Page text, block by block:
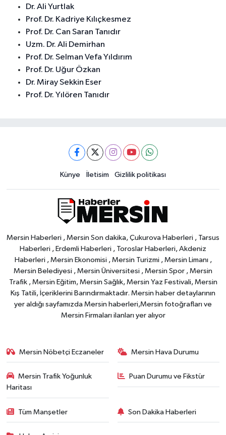
Dr. Ali Yurtlak
Prof. Dr. Kadriye Kılıçkesmez
Prof. Dr. Can Saran Tanıdır
Uzm. Dr. Ali Demirhan
Prof. Dr. Selman Vefa Yıldırım
Prof. Dr. Uğur Özkan
Dr. Miray Sekkin Eser
Prof. Dr. Yılören Tanıdır
Künye İletisim Gizlilik politikası
Mersin Haberleri , Mersin Son dakika, Çukurova Haberleri , Tarsus
Haberleri , Erdemli Haberleri , Toroslar Haberleri, Akdeniz
Haberleri , Mersin Ekonomisi , Mersin Turizmi , Mersin Limanı ,
Mersin Belediyesi , Mersin Üniversitesi , Mersin Spor , Mersin
Trafik , Mersin Eğitim, Mersin Sağlık, Mersin Yaz Festivali, Mersin
Kış Tatili, İçeriklerini Barındırmaktadır. Mersin haber detaylarının
yer aldığı sayfamızda Mersin haberleri,Mersin fotoğrafları ve
Mersin Firmaları ilanları yer alıyor
Mersin Nöbetçi Eczaneler Mersin Hava Durumu
Mersin Trafik Yoğunluk
Haritası
Puan Durumu ve Fikstür
Tüm Manşetler Son Dakika Haberleri